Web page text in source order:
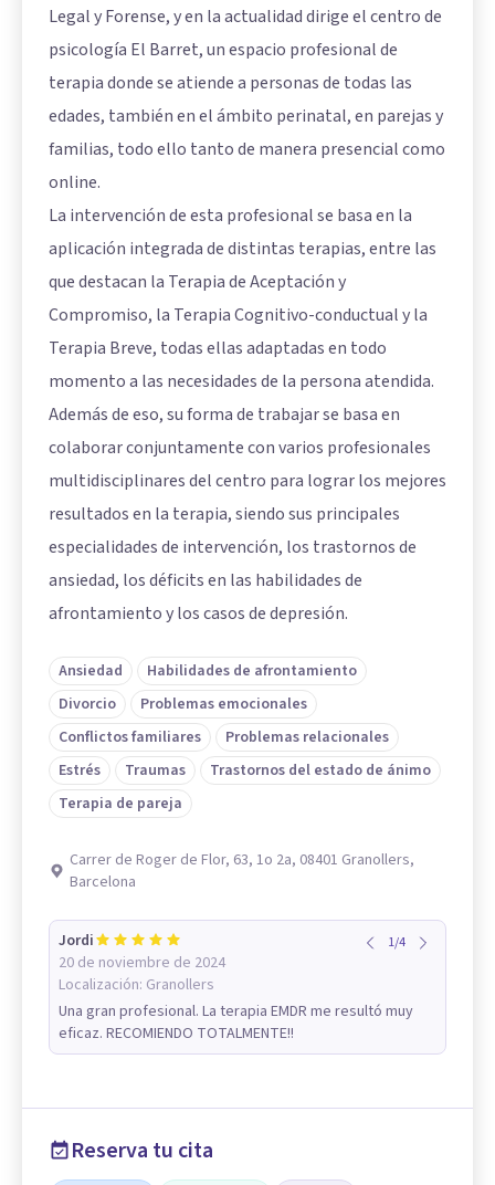
Legal y Forense, y en la actualidad dirige el centro de
psicología El Barret, un espacio profesional de
terapia donde se atiende a personas de todas las
edades, también en el ámbito perinatal, en parejas y
familias, todo ello tanto de manera presencial como
online.
La intervención de esta profesional se basa en la
aplicación integrada de distintas terapias, entre las
que destacan la Terapia de Aceptación y
Compromiso, la Terapia Cognitivo-conductual y la
Terapia Breve, todas ellas adaptadas en todo
momento a las necesidades de la persona atendida.
Además de eso, su forma de trabajar se basa en
colaborar conjuntamente con varios profesionales
multidisciplinares del centro para lograr los mejores
resultados en la terapia, siendo sus principales
especialidades de intervención, los trastornos de
ansiedad, los déficits en las habilidades de
afrontamiento y los casos de depresión.
Ansiedad
Habilidades de afrontamiento
Divorcio
Problemas emocionales
Conflictos familiares
Problemas relacionales
Estrés
Traumas
Trastornos del estado de ánimo
Terapia de pareja
Carrer de Roger de Flor, 63, 1o 2a, 08401 Granollers,
Barcelona
Jordi
20 de noviembre de 2024
Localización: Granollers
1/4
Una gran profesional. La terapia EMDR me resultó muy
eficaz. RECOMIENDO TOTALMENTE!!
Reserva tu cita